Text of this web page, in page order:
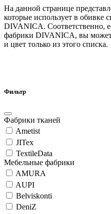
На данной странице
которые использует в обивке
DIVANICA. Соответственно,
фабрики DIVANICA, вы
и цвет только из этого списка.
Фильтр
Фабрики тканей
Ametist
JITex
TextileData
Мебельные фабрики
AMURA
AUPI
Belviskonti
DeniZ